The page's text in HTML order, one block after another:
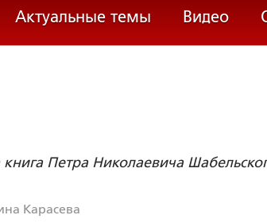
Актуальные темы Видео
Петра Николаевича
Карасева